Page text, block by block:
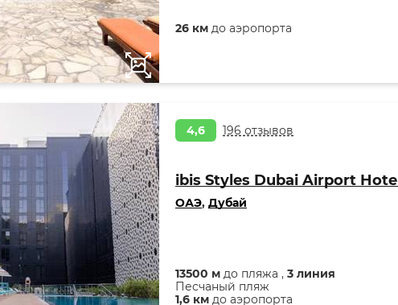
26 км до аэропорта
4,6 196 отзывов
ibis Styles Dubai Airport Hotel
ОАЭ, Дубай
13500 м до пляжа , 3 линия
Песчаный пляж
1,6 км до аэропорта